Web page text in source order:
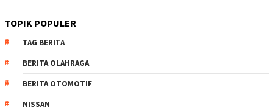
TOPIK POPULER
TAG BERITA
BERITA OLAHRAGA
BERITA OTOMOTIF
NISSAN